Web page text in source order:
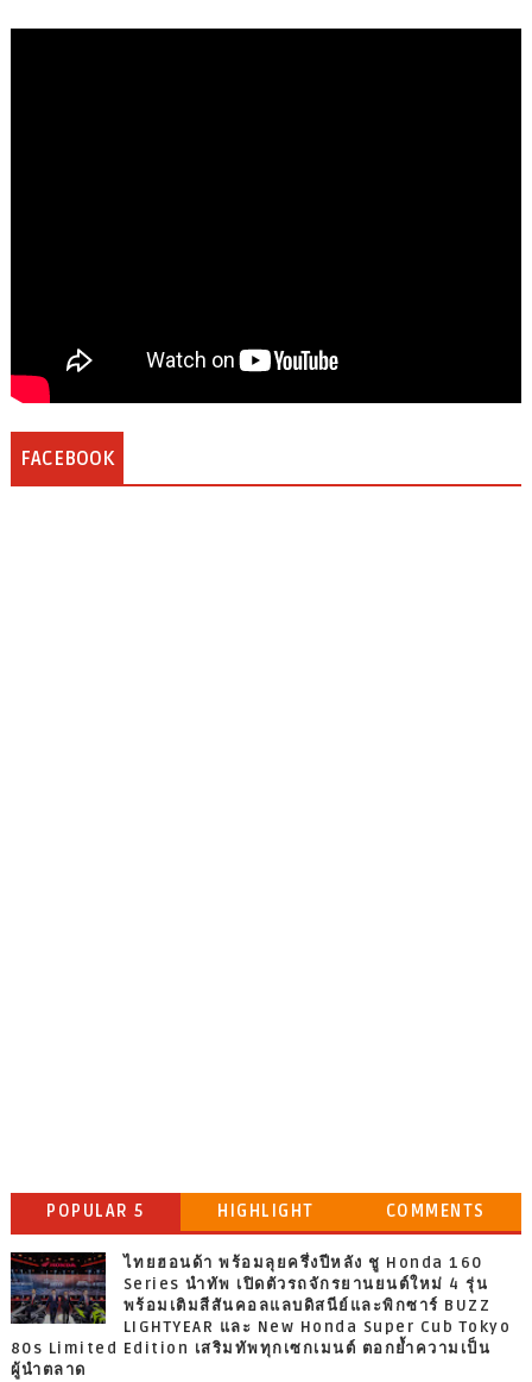
FACEBOOK
POPULAR 5 HIGHLIGHT COMMENTS
ไทยฮอนด้า พร้อมลุยครึ่งปีหลัง ชู Honda 160
Series นำทัพ เปิดตัวรถจักรยานยนต์ใหม่ 4 รุ่น
พร้อมเติมสีสันคอลแลบดิสนีย์และพิกซาร์ BUZZ
LIGHTYEAR และ New Honda Super Cub Tokyo
80s Limited Edition เสริมทัพทุกเซกเมนต์ ตอกย้ำความเป็น
ผู้นำตลาด